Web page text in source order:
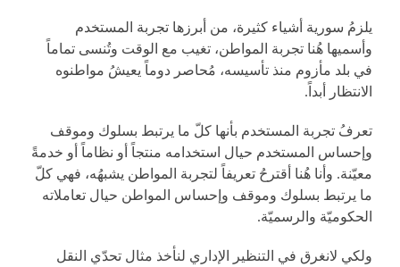
يلزمُ سورية أشياء كثيرة، من أبرزها تجربة المستخدم
وأسميها هُنا تجربة المواطن، تغيب مع الوقت وتُنسى تماماً
في بلد مأزوم منذ تأسيسه، مُحاصر دوماً يعيشُ مواطنوه
الانتظار أبداً.
تعرفُ تجربة المستخدم بأنها كلّ ما يرتبط بسلوك وموقف
وإحساس المستخدم حيال استخدامه منتجاً أو نظاماً أو خدمةً
معيّنة. وأنا هُنا أقترحُ تعريفاً لتجربة المواطن يشبهُه، فهي كلّ
ما يرتبط بسلوك وموقف وإحساس المواطن حيال تعاملاته
الحكوميّة والرسميّة.
ولكي لانغرق في التنظير الإداري لنأخذ مثال تحدّي النقل